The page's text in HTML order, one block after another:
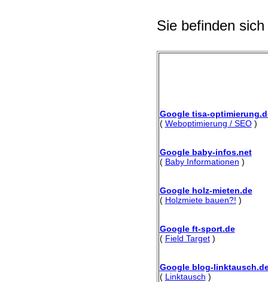
Sie befinden
Google tisa-
( Weboptimierung / SEO)
Google baby-infos.net
( Baby Informationen )
Google holz-mieten.de
( Holzmiete bauen?! )
Google ft-sport.de
( Field Target)
Google blog-
( Linktausch )